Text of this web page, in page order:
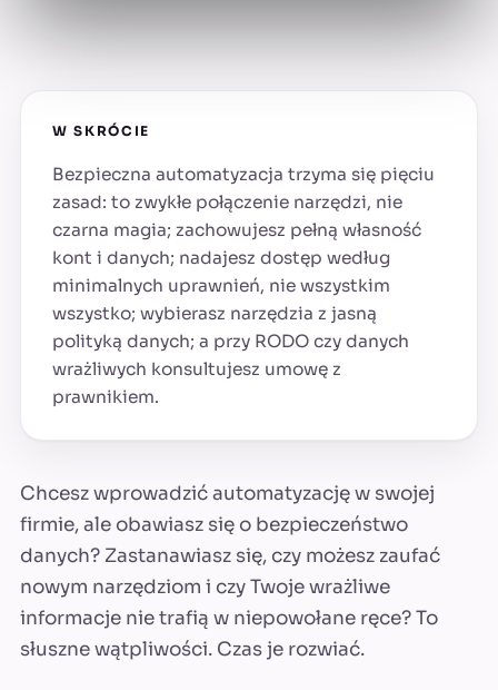
W SKRÓCIE
Bezpieczna automatyzacja trzyma się pięciu
zasad: to zwykłe połączenie narzędzi, nie
czarna magia; zachowujesz pełną własność
kont i danych; nadajesz dostęp według
minimalnych uprawnień, nie wszystkim
wszystko; wybierasz narzędzia z jasną
polityką danych; a przy RODO czy danych
wrażliwych konsultujesz umowę z
prawnikiem.
Chcesz wprowadzić automatyzację w swojej
firmie, ale obawiasz się o bezpieczeństwo
danych? Zastanawiasz się, czy możesz zaufać
nowym narzędziom i czy Twoje wrażliwe
informacje nie trafią w niepowołane ręce? To
słuszne wątpliwości. Czas je rozwiać.